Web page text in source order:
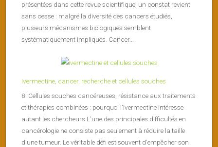
présentées dans cette revue scientifique, un constat revient
sans cesse : malgré la diversité des cancers étudiés,
plusieurs mécanismes biologiques semblent
systématiquement impliqués. Cancer...
Ivermectine, cancer, recherche et cellules souches
8. Cellules souches cancéreuses, résistance aux traitements
et thérapies combinées : pourquoi l’ivermectine intéresse
autant les chercheurs L’une des principales difficultés en
cancérologie ne consiste pas seulement à réduire la taille
d’une tumeur. Le véritable défi est souvent d’empêcher son